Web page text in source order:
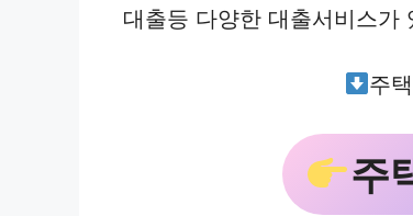
대출등 다양한 대출서비스가
주
주